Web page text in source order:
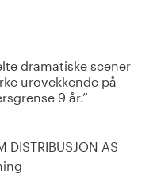
dramatiske scener
urovekkende på
9 år.
DISTRIBUSJON AS